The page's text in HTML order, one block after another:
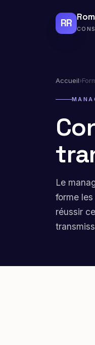
RR
Accueil›
Le
forme
réussir